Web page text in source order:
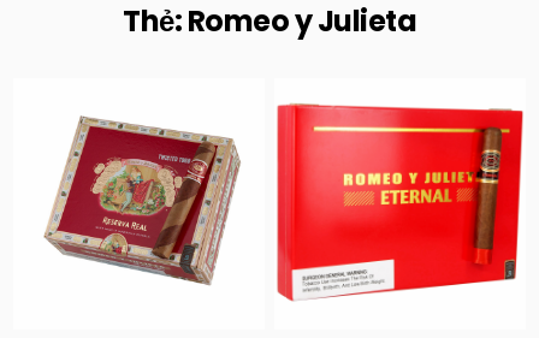
Thẻ:Romeo y Julieta
Posted
in
in